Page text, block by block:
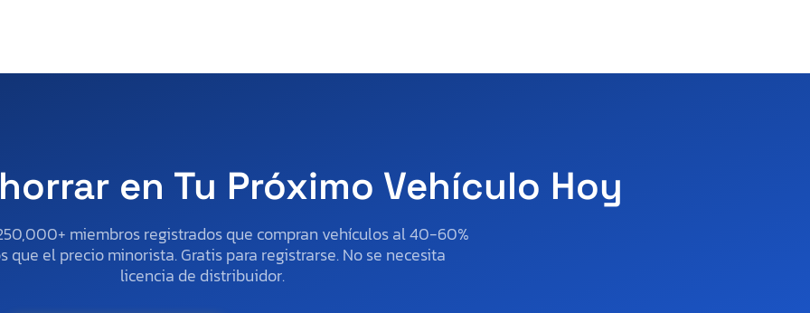
en Tu Próximo Vehículo Hoy
miembros registrados que compran vehículos al 40-60%
que el precio minorista. Gratis para registrarse. No se necesita
licencia de distribuidor.